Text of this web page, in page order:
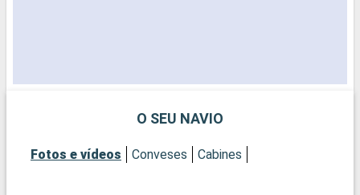
O SEU NAVIO
Fotos e vídeos Conveses Cabines